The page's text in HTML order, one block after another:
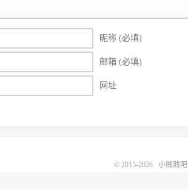
昵称 (必填)
邮箱 (必填)
网址
© 2015-2026 小贱贱吧